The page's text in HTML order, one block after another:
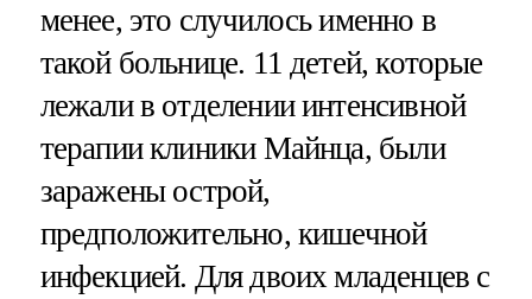
менее, это случилось именно в
такой больнице. 11 детей, которые
лежали в отделении интенсивной
терапии клиники Майнца, были
заражены острой,
предположительно, кишечной
инфекцией. Для двоих младенцев с